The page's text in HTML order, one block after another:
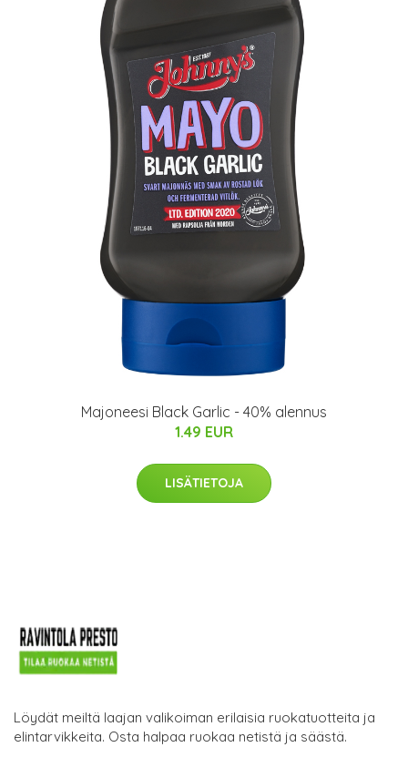
Majoneesi Black Garlic - 40% alennus
1.49 EUR
LISÄTIETOJA
Löydät meiltä laajan valikoiman erilaisia ruokatuotteita ja
elintarvikkeita. Osta halpaa ruokaa netistä ja säästä.